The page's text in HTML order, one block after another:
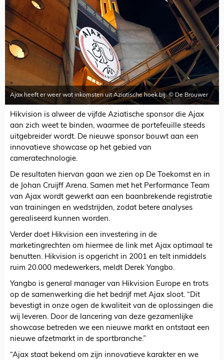
Ajax heeft er weer wat inkomsten uit Aziatische hoek bij. © De Brouwer
Hikvision is alweer de vijfde Aziatische sponsor die Ajax
aan zich weet te binden, waarmee de portefeuille steeds
uitgebreider wordt. De nieuwe sponsor bouwt aan een
innovatieve showcase op het gebied van
cameratechnologie.
De resultaten hiervan gaan we zien op De Toekomst en in
de Johan Cruijff Arena. Samen met het Performance Team
van Ajax wordt gewerkt aan een baanbrekende registratie
van trainingen en wedstrijden, zodat betere analyses
gerealiseerd kunnen worden.
Verder doet Hikvision een investering in de
marketingrechten om hiermee de link met Ajax optimaal te
benutten. Hikvision is opgericht in 2001 en telt inmiddels
ruim 20.000 medewerkers, meldt Derek Yangbo.
Yangbo is general manager van Hikvision Europe en trots
op de samenwerking die het bedrijf met Ajax sloot. “Dit
bevestigt in onze ogen de kwaliteit van de oplossingen die
wij leveren. Door de lancering van deze gezamenlijke
showcase betreden we een nieuwe markt en ontstaat een
nieuwe afzetmarkt in de sportbranche.”
“Ajax staat bekend om zijn innovatieve karakter en we